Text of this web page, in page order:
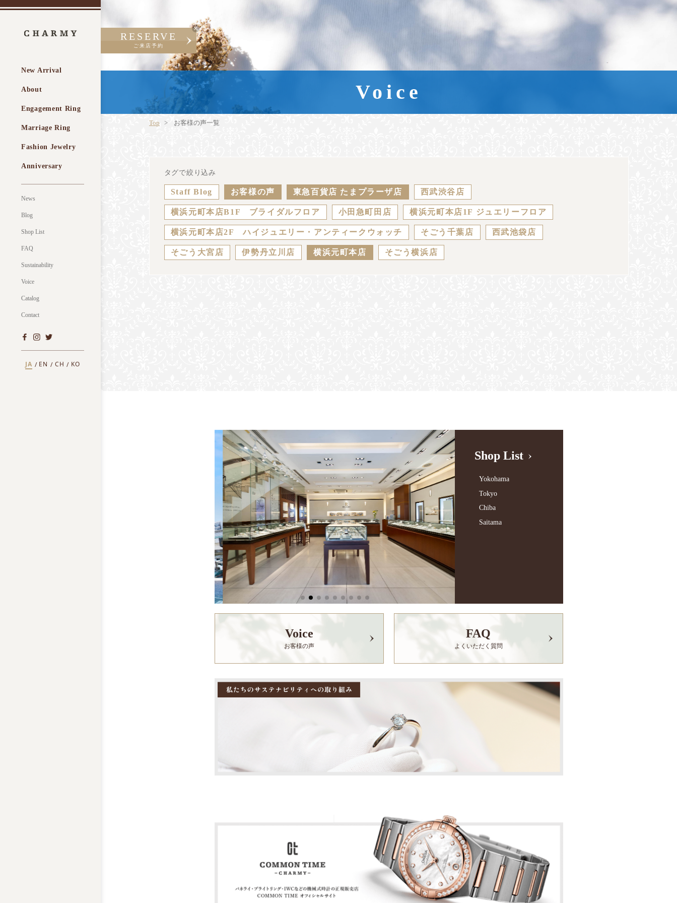
New Arrival
About
Engagement Ring
Marriage Ring
Fashion Jewelry
Anniversary
News
Blog
Shop List
FAQ
Sustainability
Voice
Catalog
Contact
JA EN CH KO
RESERVE
ご来店予約
Voice
Top お客様の声一覧
タグで絞り込み
Staff Blog お客様の声 東急百貨店 たまプラーザ店 西武渋谷店
横浜元町本店B1F ブライダルフロア 小田急町田店 横浜元町本店1F ジュエリーフロア
横浜元町本店2F ハイジュエリー・アンティークウォッチ そごう千葉店 西武池袋店
そごう大宮店 伊勢丹立川店 横浜元町本店 そごう横浜店
Shop List
Yokohama
Tokyo
Chiba
Saitama
Voice
お客様の声
FAQ
よくいただく質問